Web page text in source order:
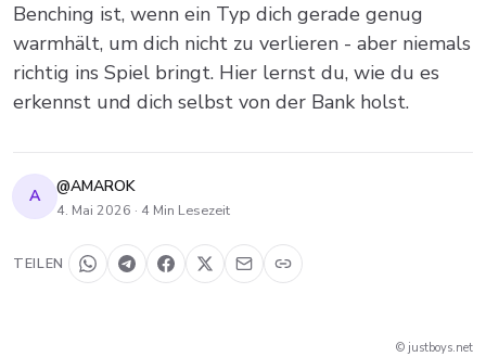
Benching ist, wenn ein Typ dich gerade genug
warmhält, um dich nicht zu verlieren - aber niemals
richtig ins Spiel bringt. Hier lernst du, wie du es
erkennst und dich selbst von der Bank holst.
A @AMAROK
4. Mai 2026 · 4 Min Lesezeit
TEILEN
© justboys.net